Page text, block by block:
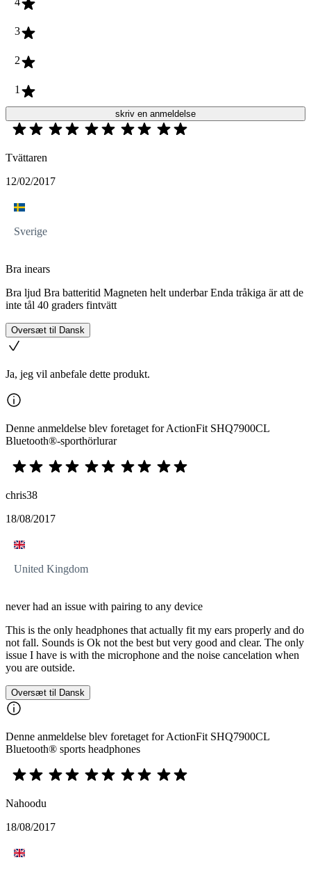
3
2
1
skriv en anmeldelse
Tvättaren
12/02/2017
Sverige
Bra inears
Bra ljud Bra batteritid Magneten helt underbar Enda tråkiga är att de
inte tål 40 graders fintvätt
Oversæt til Dansk
Ja, jeg vil anbefale dette produkt.
Denne anmeldelse blev foretaget for ActionFit SHQ7900CL
Bluetooth®-sporthörlurar
chris38
18/08/2017
United Kingdom
never had an issue with pairing to any device
This is the only headphones that actually fit my ears properly and do
not fall. Sounds is Ok not the best but very good and clear. The only
issue I have is with the microphone and the noise cancelation when
you are outside.
Oversæt til Dansk
Denne anmeldelse blev foretaget for ActionFit SHQ7900CL
Bluetooth® sports headphones
Nahoodu
18/08/2017